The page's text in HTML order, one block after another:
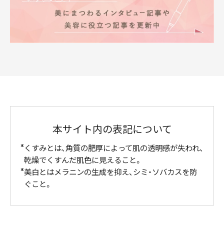
本サイト内の表記について
くすみとは、角質の肥厚によって肌の透明感が失われ、
乾燥でくすんだ肌色に見えること。
美白とはメラニンの生成を抑え、シミ・ソバカスを防
ぐこと。